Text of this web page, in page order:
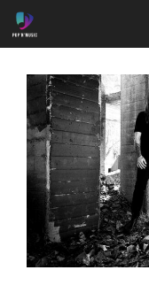
Aller
au